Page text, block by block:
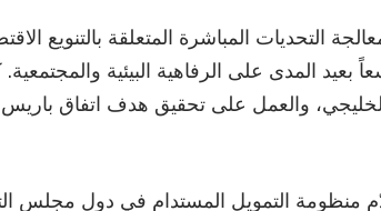
المباشرة المتعلقة بالتنويع
بعيد المدى على الرفاهية البيئية
الخليجي، والعمل على تحقيق هدف اتفاق
منظومة التمويل المستدام في دول مجلس